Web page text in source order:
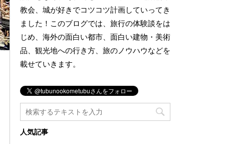
教会、城が好きでコツコツ計画していってき
ました！このブログでは、旅行の体験談をは
じめ、海外の面白い都市、面白い建物・美術
品、観光地への行き方、旅のノウハウなどを
載せていきます。
人気記事